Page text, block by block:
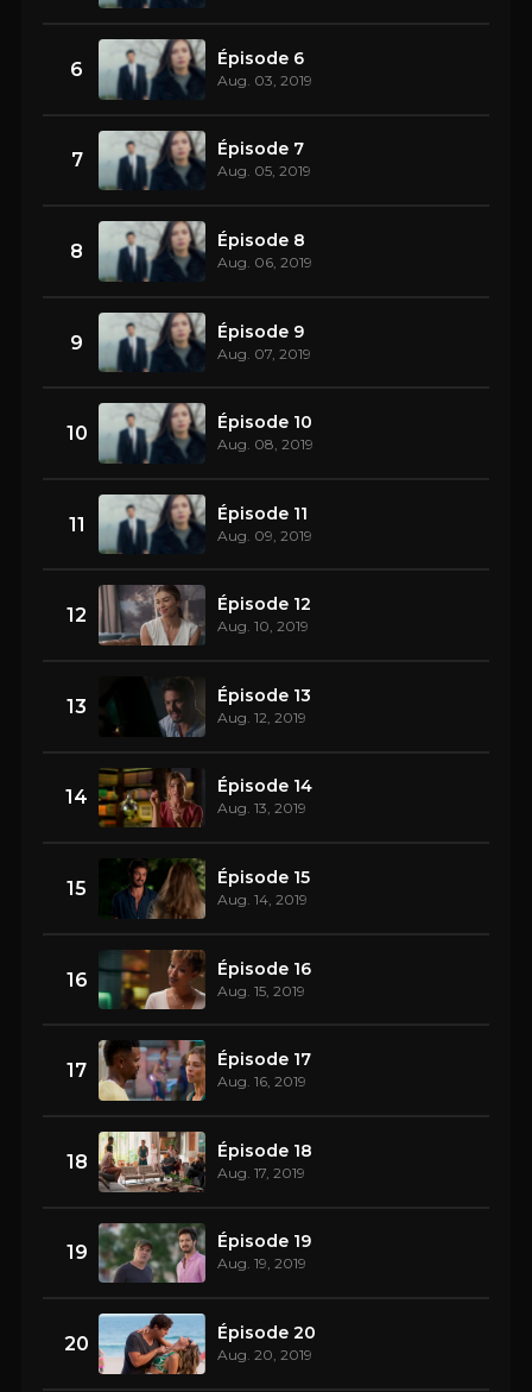
6 Épisode 6
Aug. 03, 2019
7 Épisode 7
Aug. 05, 2019
8 Épisode 8
Aug. 06, 2019
9 Épisode 9
Aug. 07, 2019
10 Épisode 10
Aug. 08, 2019
11 Épisode 11
Aug. 09, 2019
12 Épisode 12
Aug. 10, 2019
13 Épisode 13
Aug. 12, 2019
14 Épisode 14
Aug. 13, 2019
15 Épisode 15
Aug. 14, 2019
16 Épisode 16
Aug. 15, 2019
17 Épisode 17
Aug. 16, 2019
18 Épisode 18
Aug. 17, 2019
19 Épisode 19
Aug. 19, 2019
20 Épisode 20
Aug. 20, 2019